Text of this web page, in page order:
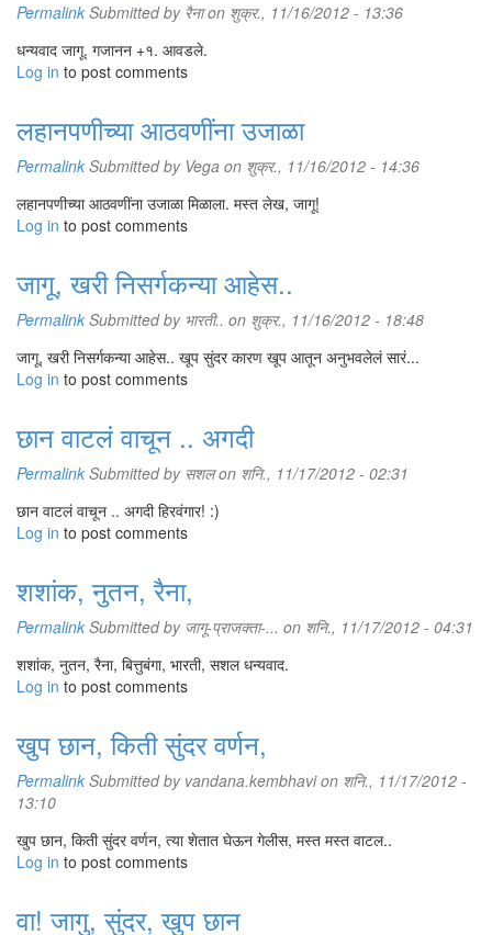
Permalink Submitted by रैनाon शुक्र., 11/16/2012 - 13:36
धन्यवाद जागू. गजानन +१. आवडले.
Log in to post comments
लहानपणीच्या आठवणींना उजाळा
Permalink Submitted by Vega on शुक्र., 11/16/2012 - 14:36
लहानपणीच्या आठवणींना उजाळा मिळाला. मस्त लेख, जागू!
Log in to post comments
जागू, खरी निसर्गकन्या आहेस..
Permalink Submitted by भारती.. on शुक्र., 11/16/2012 - 18:48
जागू, खरी निसर्गकन्या आहेस.. खूप सुंदर कारण खूप आतून अनुभवलेलं सारं...
Log in to post comments
छान वाटलं वाचून .. अगदी
Permalink Submitted by सशलon शनि., 11/17/2012 - 02:31
छान वाटलं वाचून .. अगदी हिरवंगार! :)
Log in to post comments
शशांक, नुतन, रैना,
Permalink Submitted by जागू-प्राजक्ता-... on शनि., 11/17/2012 - 04:31
शशांक, नुतन, रैना, बित्तुबंगा, भारती, सशल धन्यवाद.
Log in to post comments
खुप छान, किती सुंदर वर्णन,
Permalink Submitted by vandana.kembhavion शनि., 11/17/2012 -
13:10
खुप छान, किती सुंदर वर्णन, त्या शेतात घेऊन गेलीस, मस्त मस्त वाटल..
Log in to post comments
वा! जागु, सुंदर, खुप छान